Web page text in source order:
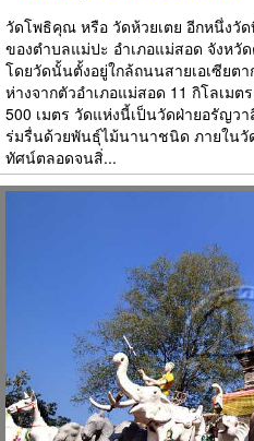
วัดโพธิคุณ หรือ วัดห้วยเตย อีกหนึ่
ของตำบลแม่ปะ อำเภอแม่สอด จังหวั
โดยวัดนั้นตั้งอยู่ใกล้ถนนสายเอเซียต
ห่างจากตัวอำเภอแม่สอด 11 กิโลเม
500 เมตร วัดแห่งนี้เป็นวัดฝ่ายอรัญว
ร่มรื่นด้วยพันธุ์ไม้นานาชนิด ภายในวั
ทัศน์ตลอดจนสิ่...